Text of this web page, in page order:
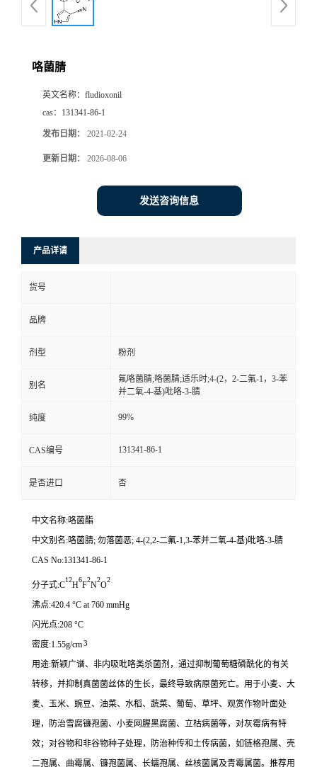
咯菌腈
英文名称： fludioxonil
cas： 131341-86-1
发布日期： 2021-02-24
更新日期： 2026-08-06
发送咨询信息
产品详请
货号
品牌
剂型 粉剂
别名
氟咯菌腈;咯菌腈;适乐时;4-(2，2-二氟-1，3-苯
并二氧-4-基)吡咯-3-腈
纯度 99%
CAS编号 131341-86-1
是否进口 否
中文名称:咯菌酯
中文别名:咯菌腈; 勿落菌恶; 4-(2,2-二氟-1,3-苯并二氧-4-基)吡咯-3-腈
CAS No:131341-86-1
分子式:C
12
H
6
F
2
N
2
O
2
沸点:420.4 °C at 760 mmHg
闪光点:208 °C
密度:1.55g/cm3
用途:新颖广谱、非内吸吡咯类杀菌剂，通过抑制葡萄糖磷酰化的有关
转移，并抑制真菌菌丝体的生长，最终导致病原菌死亡。用于小麦、大
麦、玉米、豌豆、油菜、水稻、蔬菜、葡萄、草坪、观赏作物叶面处
理，防治雪腐镰孢菌、小麦网腥黑腐菌、立枯病菌等，对灰霉病有特
效；对谷物和非谷物种子处理，防治种传和土传病菌，如链格孢属、壳
二孢属、曲霉属、镰孢菌属、长蠕孢属、丝核菌属及青霉属菌。推荐用